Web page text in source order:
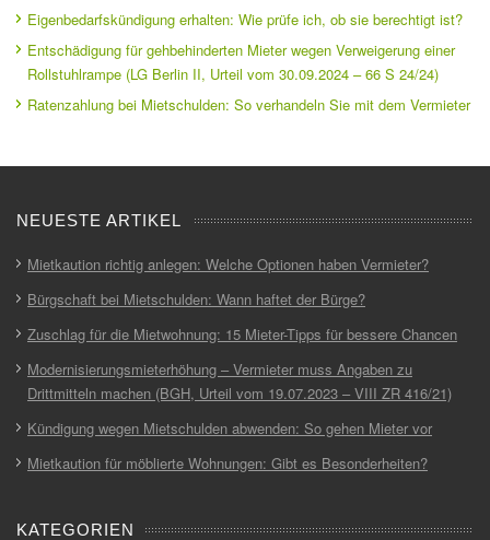
Eigenbedarfskündigung erhalten: Wie prüfe ich, ob sie berechtigt ist?
Entschädigung für gehbehinderten Mieter wegen Verweigerung einer
Rollstuhlrampe (LG Berlin II, Urteil vom 30.09.2024 – 66 S 24/24)
Ratenzahlung bei Mietschulden: So verhandeln Sie mit dem Vermieter
NEUESTE ARTIKEL
Mietkaution richtig anlegen: Welche Optionen haben Vermieter?
Bürgschaft bei Mietschulden: Wann haftet der Bürge?
Zuschlag für die Mietwohnung: 15 Mieter-Tipps für bessere Chancen
Modernisierungsmieterhöhung – Vermieter muss Angaben zu
Drittmitteln machen (BGH, Urteil vom 19.07.2023 – VIII ZR 416/21)
Kündigung wegen Mietschulden abwenden: So gehen Mieter vor
Mietkaution für möblierte Wohnungen: Gibt es Besonderheiten?
KATEGORIEN